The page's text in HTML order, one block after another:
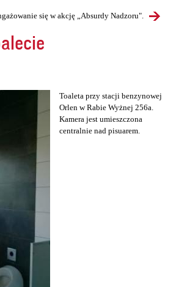
się w akcję „Absurdy Nadzoru".
Toaleta przy stacji benzynowej
Orlen w Rabie Wyżnej 256a.
Kamera jest umieszczona
centralnie nad pisuarem.